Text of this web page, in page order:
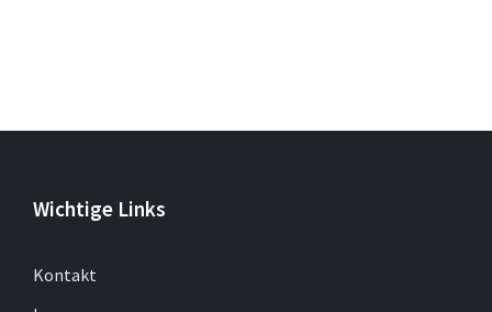
Wichtige Links
Kontakt